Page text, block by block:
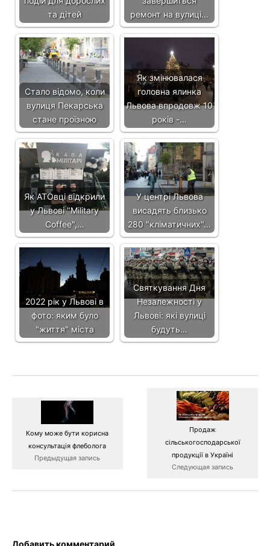
та дітей
ремонт на вулиці…
Стало відомо, коли
вулиця Пекарська
стане проїзною
Як змінювалася
головна ялинка
Львова впродовж 10
років -…
Як АТОвці відкрили
у Львові "Military
Coffee",…
У центрі Львова
висадять близько
280 "кліматичних"…
2022 рік у Львові в
фото: яким було
"життя" міста
Святкування Дня
Незалежності у
Львові: які вулиці
будуть…
Кому може бути корисна
консультація флеболога
Предыдущая запись
Продаж
сільськогосподарської
продукції в Україні
Следующая запись
Добавить комментарий